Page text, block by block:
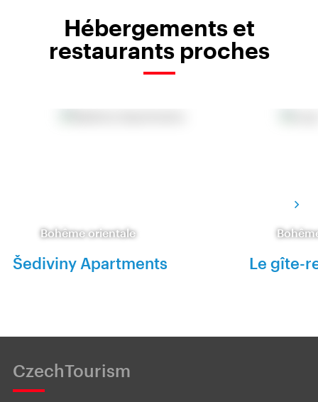
Hébergements et
restaurants proches
Bohême orientale
Šediviny Apartments Le gîte-
CzechTourism